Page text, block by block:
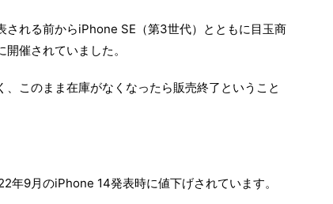
れる前からiPhone SE（第3世代）とともに目玉商
催されていました。
このまま在庫がなくなったら販売終了ということ
9月のiPhone 14発表時に値下げされています。